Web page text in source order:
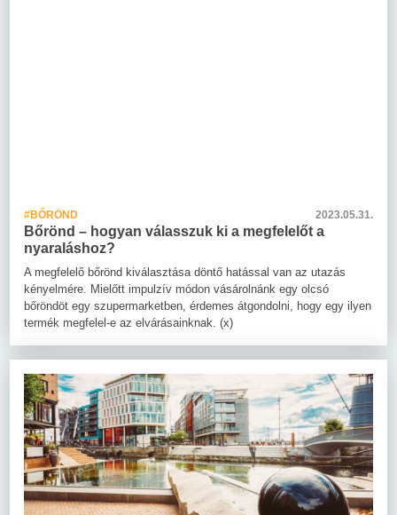
#BŐRÖND 2023.05.31.
Bőrönd – hogyan válasszuk ki a megfelelőt a
nyaraláshoz?
A megfelelő bőrönd kiválasztása döntő hatással van az utazás
kényelmére. Mielőtt impulzív módon vásárolnánk egy olcsó
bőröndöt egy szupermarketben, érdemes átgondolni, hogy egy ilyen
termék megfelel-e az elvárásainknak. (x)